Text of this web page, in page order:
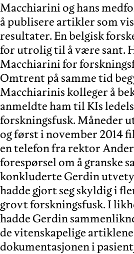
Macchiarini og hans
å publisere artikler som
resultater. En belgisk
for utrolig til å være sant.
Macchiarini for
Omtrent på samme tid
Macchiarinis kolleger å
anmeldte ham til KIs
forskningsfusk. Måneder
og først i november 2014
en telefon fra rektor
forespørsel om å granske
konkluderte Gerdin
hadde gjort seg skyldig i
grovt forskningsfusk. I
hadde Gerdin
de vitenskapelige
dokumentasjonen i